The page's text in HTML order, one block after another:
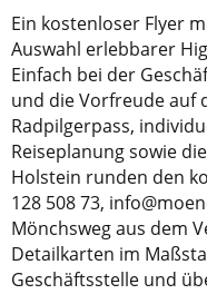
Ein kostenloser Flyer
Auswahl erlebbarer
Einfach bei der
und die Vorfreude auf
Radpilgerpass,
Reiseplanung sowie
Holstein runden den
128 508 73,
Mönchsweg aus dem
Detailkarten im
Geschäftsstelle und